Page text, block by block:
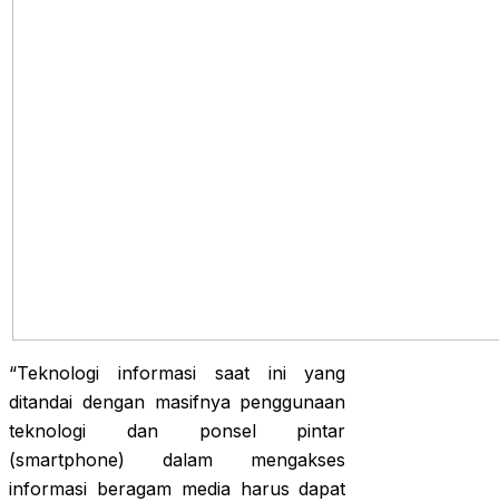
“Teknologi informasi saat ini yang
ditandai dengan masifnya penggunaan
teknologi dan ponsel pintar
(smartphone) dalam mengakses
informasi beragam media harus dapat